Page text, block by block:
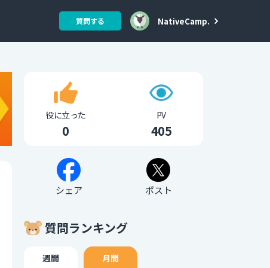
質問する NativeCamp.
役に立った
0
PV
405
シェア ポスト
質問ランキング
週間 月間